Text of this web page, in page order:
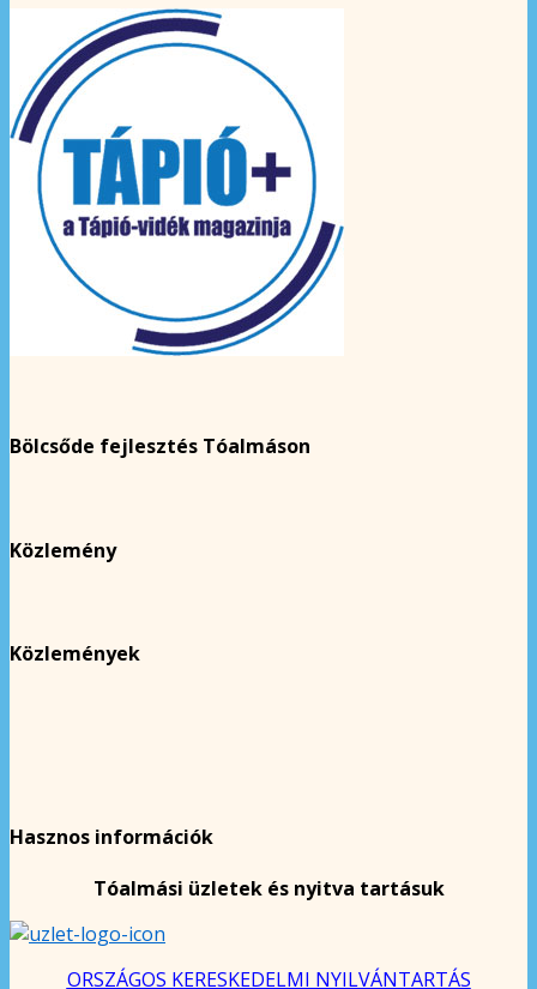
Bölcsőde fejlesztés Tóalmáson
Közlemény
Közlemények
Hasznos információk
Tóalmási üzletek és nyitva tartásuk
ORSZÁGOS KERESKEDELMI NYILVÁNTARTÁS